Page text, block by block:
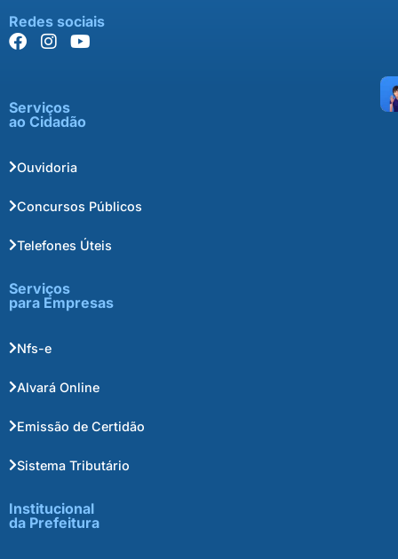
Redes sociais
Serviços
ao Cidadão
Ouvidoria
Concursos Públicos
Telefones Úteis
Serviços
para Empresas
Nfs-e
Alvará Online
Emissão de Certidão
Sistema Tributário
Institucional
da Prefeitura